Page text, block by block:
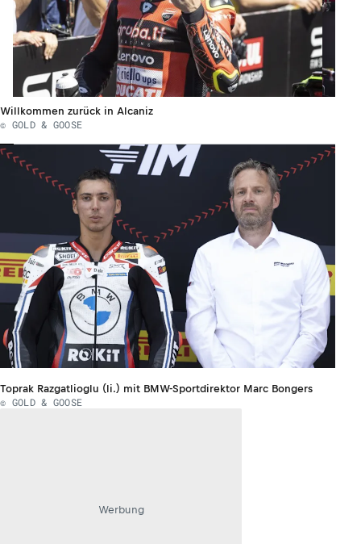
Willkommen zurück in Alcaniz
© GOLD & GOOSE
Toprak Razgatlioglu (li.) mit BMW-Sportdirektor Marc Bongers
© GOLD & GOOSE
Werbung